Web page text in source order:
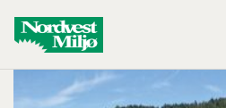
Main Navigation